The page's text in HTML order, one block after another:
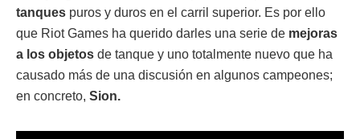
tanques puros y duros en el carril superior. Es por ello
que Riot Games ha querido darles una serie de mejoras
a los objetos de tanque y uno totalmente nuevo que ha
causado más de una discusión en algunos campeones;
en concreto, Sion.